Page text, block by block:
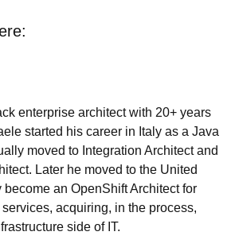
enterprise architect with 20+ years
started his career in Italy as a Java
moved to Integration Architect and
Later he moved to the United
become an OpenShift Architect for
acquiring, in the process,
side of IT.